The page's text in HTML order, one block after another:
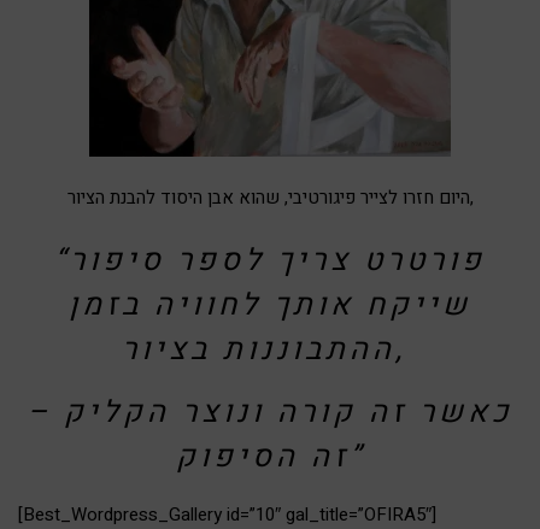
היום חזרו לצייר פיגורטיבי, שהוא אבן היסוד להבנת הציור,
“פורטרט צריך לספר סיפור
שייקח אותך לחוויה בזמן
ההתבוננות בציור,
כאשר זה קורה ונוצר הקליק –
זה הסיפוק”
[Best_Wordpress_Gallery id=”10″ gal_title=”OFIRA5″]